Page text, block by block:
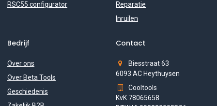
RSC55 configurator
Reparatie
Inruilen
Bedrijf
Over ons
Over Beta Tools
Geschiedenis
Contact
Biesstraat 63
6093 AC Heythuysen
Cooltools
KvK 78065658